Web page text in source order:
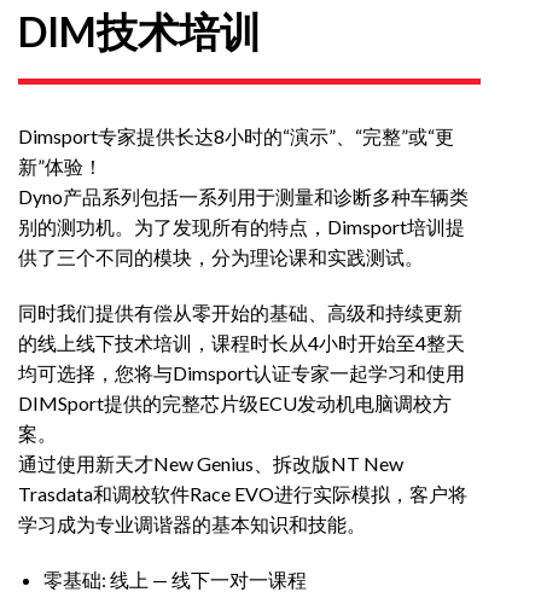
DIM技术培训
Dimsport专家提供长达8小时的“演示”、“完整”或“更
新”体验！
Dyno产品系列包括一系列用于测量和诊断多种车辆类
别的测功机。为了发现所有的特点，Dimsport培训提
供了三个不同的模块，分为理论课和实践测试。
同时我们提供有偿从零开始的基础、高级和持续更新
的线上线下技术培训，课程时长从4小时开始至4整天
均可选择，您将与Dimsport认证专家一起学习和使用
DIMSport提供的完整芯片级ECU发动机电脑调校方
案。
通过使用新天才New Genius、拆改版NT New
Trasdata和调校软件Race EVO进行实际模拟，客户将
学习成为专业调谐器的基本知识和技能。
零基础: 线上 — 线下一对一课程